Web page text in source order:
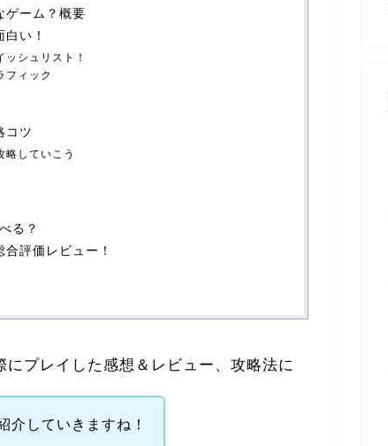
ゲーム？概要
い！
シュリスト！
フィック
コツ
略していこう
る？
合評価レビュー！
にプレイした感想＆レビュー、攻略法に
介していきますね！